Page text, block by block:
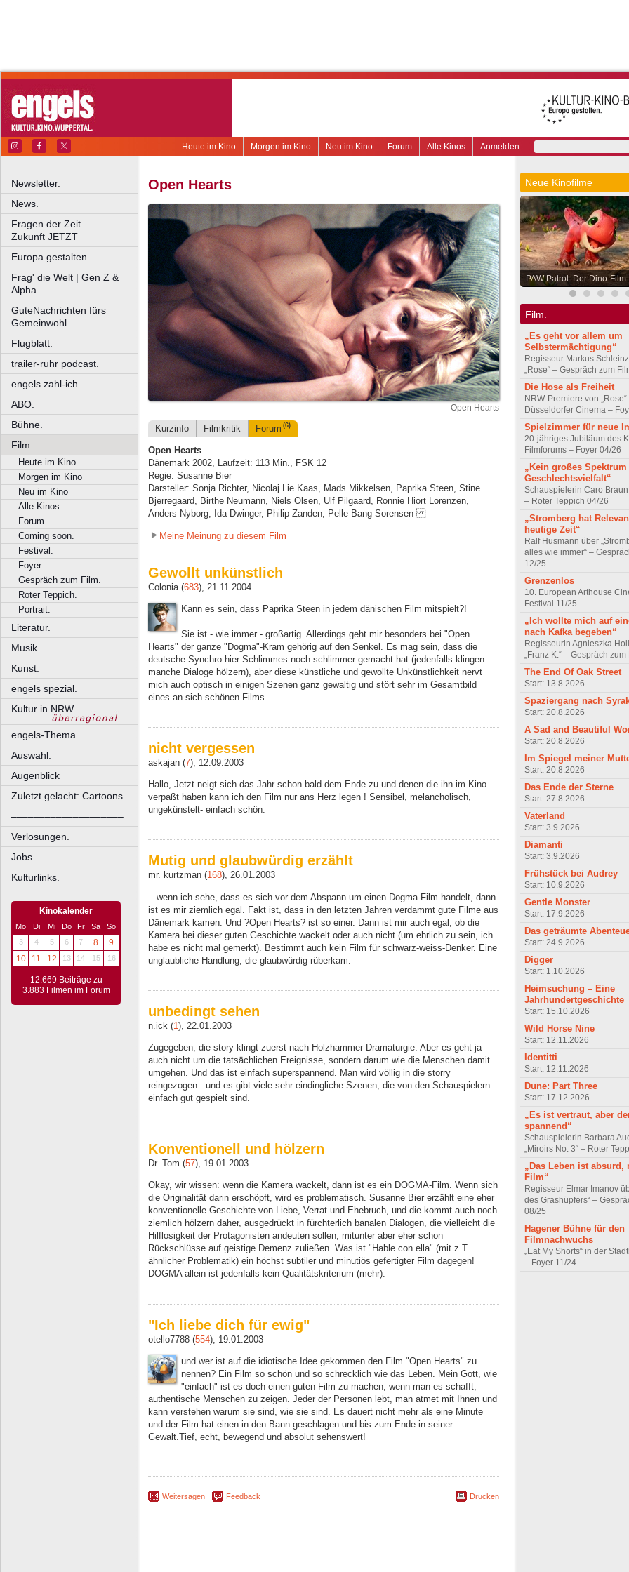
Anmelden
Alle Kinos
Forum
Neu im Kino
Morgen im Kino
Heute im Kino
Newsletter.
News.
Fragen der Zeit
Zukunft JETZT
Europa gestalten
Frag' die Welt | Gen Z &
Alpha
GuteNachrichten fürs
Gemeinwohl
Flugblatt.
trailer-ruhr podcast.
engels zahl-ich.
ABO.
Bühne.
Film.
Heute im Kino
Morgen im Kino
Neu im Kino
Alle Kinos.
Forum.
Coming soon.
Festival.
Foyer.
Gespräch zum Film.
Roter Teppich.
Portrait.
Literatur.
Musik.
Kunst.
engels spezial.
Kultur in NRW.
engels-Thema.
Auswahl.
Augenblick
Zuletzt gelacht: Cartoons.
––––––––––––––––––––
Verlosungen.
Jobs.
Kulturlinks.
Kinokalender
Mo Di Mi Do Fr Sa
So
3
4 5 6 7 8
9
10
11 12 13 14 15 16
12.669 Beiträge zu
3.883 Filmen im Forum
Open Hearts
Open Hearts
Kurzinfo Filmkritik Forum (6)
Open Hearts
Dänemark 2002, Laufzeit: 113 Min., FSK 12
Regie: Susanne Bier
Darsteller: Sonja Richter, Nicolaj Lie Kaas, Mads Mikkelsen, Paprika Steen, Stine
Bjerregaard, Birthe Neumann, Niels Olsen, Ulf Pilgaard, Ronnie Hiort Lorenzen,
Anders Nyborg, Ida Dwinger, Philip Zanden, Pelle Bang Sorensen
Meine Meinung zu diesem Film
Gewollt unkünstlich
Colonia (683), 21.11.2004
Kann es sein, dass Paprika Steen in jedem dänischen Film mitspielt?!
Sie ist - wie immer - großartig. Allerdings geht mir besonders bei "Open
Hearts" der ganze "Dogma"-Kram gehörig auf den Senkel. Es mag sein, dass die
deutsche Synchro hier Schlimmes noch schlimmer gemacht hat (jedenfalls klingen
manche Dialoge hölzern), aber diese künstliche und gewollte Unkünstlichkeit nervt
mich auch optisch in einigen Szenen ganz gewaltig und stört sehr im Gesamtbild
eines an sich schönen Films.
nicht vergessen
askajan (7), 12.09.2003
Hallo, Jetzt neigt sich das Jahr schon bald dem Ende zu und denen die ihn im Kino
verpaßt haben kann ich den Film nur ans Herz legen ! Sensibel, melancholisch,
ungekünstelt- einfach schön.
Mutig und glaubwürdig erzählt
mr. kurtzman (168), 26.01.2003
...wenn ich sehe, dass es sich vor dem Abspann um einen Dogma-Film handelt, dann
ist es mir ziemlich egal. Fakt ist, dass in den letzten Jahren verdammt gute Filme aus
Dänemark kamen. Und ?Open Hearts? ist so einer. Dann ist mir auch egal, ob die
Kamera bei dieser guten Geschichte wackelt oder auch nicht (um ehrlich zu sein, ich
habe es nicht mal gemerkt). Bestimmt auch kein Film für schwarz-weiss-Denker. Eine
unglaubliche Handlung, die glaubwürdig rüberkam.
unbedingt sehen
n.ick (1 ), 22.01.2003
Zugegeben, die story klingt zuerst nach Holzhammer Dramaturgie. Aber es geht ja
auch nicht um die tatsächlichen Ereignisse, sondern darum wie die Menschen damit
umgehen. Und das ist einfach superspannend. Man wird völlig in die storry
reingezogen...und es gibt viele sehr eindingliche Szenen, die von den Schauspielern
einfach gut gespielt sind.
Konventionell und hölzern
Dr. Tom (57), 19.01.2003
Okay, wir wissen: wenn die Kamera wackelt, dann ist es ein DOGMA-Film. Wenn sich
die Originalität darin erschöpft, wird es problematisch. Susanne Bier erzählt eine eher
konventionelle Geschichte von Liebe, Verrat und Ehebruch, und die kommt auch noch
ziemlich hölzern daher, ausgedrückt in fürchterlich banalen Dialogen, die vielleicht die
Hilflosigkeit der Protagonisten andeuten sollen, mitunter aber eher schon
Rückschlüsse auf geistige Demenz zuließen. Was ist "Hable con ella" (mit z.T.
ähnlicher Problematik) ein höchst subtiler und minutiös gefertigter Film dagegen!
DOGMA allein ist jedenfalls kein Qualitätskriterium (mehr).
"Ich liebe dich für ewig"
otello7788 (554), 19.01.2003
und wer ist auf die idiotische Idee gekommen den Film "Open Hearts" zu
nennen? Ein Film so schön und so schrecklich wie das Leben. Mein Gott, wie
"einfach" ist es doch einen guten Film zu machen, wenn man es schafft,
authentische Menschen zu zeigen. Jeder der Personen lebt, man atmet mit Ihnen und
kann verstehen warum sie sind, wie sie sind. Es dauert nicht mehr als eine Minute
und der Film hat einen in den Bann geschlagen und bis zum Ende in seiner
Gewalt.Tief, echt, bewegend und absolut sehenswert!
Weitersagen Feedback Drucken
Neue Kinofilme
PAW Patrol: Der Dino-Film
Film.
„Es geht vor allem um
Selbstermächtigung“
Regisseur Markus
„Rose“ – Gespräch zum
Die Hose als Freiheit
NRW-Premiere von „Rose“
Düsseldorfer Cinema –
Spielzimmer für neue
20-jähriges Jubiläum des
Filmforums – Foyer 04/26
„Kein großes Spektrum
Geschlechtsvielfalt“
Schauspielerin Caro Braun
– Roter Teppich 04/26
„Stromberg hat
heutige Zeit“
Ralf Husmann über
alles wie immer“ –
12/25
Grenzenlos
10. European Arthouse
Festival 11/25
„Ich wollte mich auf
nach Kafka begeben“
Regisseurin Agnieszka
„Franz K.“ – Gespräch
The End Of Oak Street
Start: 13.8.2026
Spaziergang nach
Start: 20.8.2026
A Sad and Beautiful
Start: 20.8.2026
Im Spiegel meiner
Start: 20.8.2026
Das Ende der Sterne
Start: 27.8.2026
Vaterland
Start: 3.9.2026
Diamanti
Start: 3.9.2026
Frühstück bei Audrey
Start: 10.9.2026
Gentle Monster
Start: 17.9.2026
Das geträumte
Start: 24.9.2026
Digger
Start: 1.10.2026
Heimsuchung – Eine
Jahrhundertgeschichte
Start: 15.10.2026
Wild Horse Nine
Start: 12.11.2026
Identitti
Start: 12.11.2026
Dune: Part Three
Start: 17.12.2026
„Es ist vertraut, aber
spannend“
Schauspielerin Barbara
„Miroirs No. 3“ – Roter
„Das Leben ist absurd,
Film“
Regisseur Elmar Imanov
des Grashüpfers“ –
08/25
Hagener Bühne für den
Filmnachwuchs
„Eat My Shorts“ in der
– Foyer 11/24